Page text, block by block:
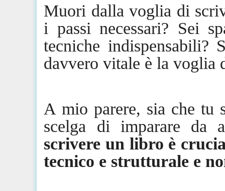
Muori dalla voglia di
i passi necessari? Sei
tecniche indispensabili?
davvero vitale è la voglia
A mio parere, sia che tu
scelga di imparare da
scrivere un libro è
tecnico e strutturale e